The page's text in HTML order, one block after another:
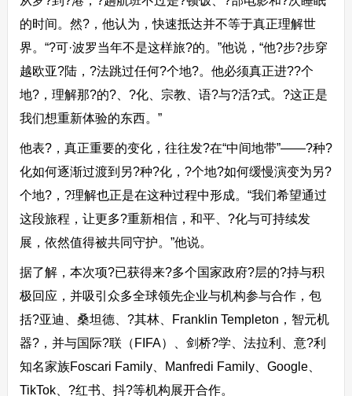
的时间。然?，他认为，快速抵达并不等于真正理解世
界。“?可·波罗当年不是这样旅?的。”他说，“他?步?步穿
越欧亚?陆，?法跳过任何?个地?。他必须真正进??个
地?，理解那?的?、?化、宗教、语?与?活?式。?这正是
我们想重新体验的东西。”
他表?，真正重要的变化，往往发?在“中间地带”——?种?
化如何逐渐过渡到另?种?化，?个地?如何缓慢演变为另?
个地?，?理解也正是在这种过程中形成。“我们希望通过
这段旅程，让更多?重新相信，和平、?化与可持续发
展，依然值得被共同守护。”他说。
据了解，本次项?已获得来?多个国家政府?层的?持与积
极回应，并吸引众多全球领先企业与机构参与合作，包
括?亚迪、桑坦德、?其林、Franklin Templeton，智元机
器?，并与国际?联（FIFA）、剑桥?学、法拉利、意?利
知名家族Foscari Family、Manfredi Family、Google、
TikTok、?红书、抖?等机构展开合作。